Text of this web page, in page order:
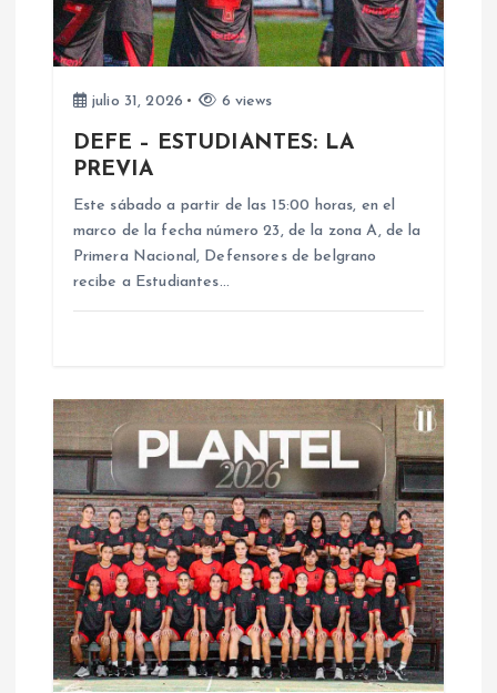
n
d
a
d
a
s
julio 31, 2026 6 views
DEFE – ESTUDIANTES: LA
PREVIA
Este sábado a partir de las 15:00 horas, en el
marco de la fecha número 23, de la zona A, de la
Primera Nacional, Defensores de belgrano
recibe a Estudiantes…